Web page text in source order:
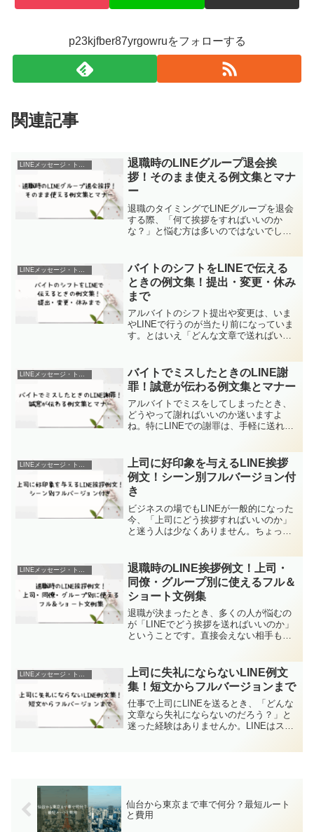
p23kjfber87yrgowruをフォローする
関連記事
LINEメッセージ・トーク例文
退職時のLINEグループ退会挨
拶！そのまま使える例文集とマナ
ー
退職のタイミングでLINEグループを退会
する際、「何て挨拶をすればいいのか
な？」と悩む方は多いのではないでしょ
言添えるだけで人間関係の印象は大きく
変わります。本記事では...
バイトのシフトをLINEで伝える
ときの例文集！提出・変更・休み
まで
アルバイトのシフト提出や変更は、いま
やLINEで行うのが当たり前になっていま
す。とはいえ「どんな文章で送ればいい
か。本記事では、バイトのシフトをLINE
で送るときの正し...
LINEメッセージ・トーク例文
バイトでミスしたときのLINE謝
罪！誠意が伝わる例文集とマナー
アルバイトでミスをしてしまったとき、
どうやって謝ればいいのか迷いますよ
ね。特にLINEでの謝罪は、手軽に送れる
では、バイトのミスを謝罪するときに使
えるLINE例文を、シ...
LINEメッセージ・トーク例文
上司に好印象を与えるLINE挨拶
例文！シーン別フルバージョン付
き
ビジネスの場でもLINEが一般的になった
今、「上司にどう挨拶すればいいのか」
と迷う人は少なくありません。ちょっと
す。この記事では、上司へのLINE挨拶を
「シーン別の例文」...
退職時のLINE挨拶例文！上司・
同僚・グループ別に使えるフル＆
ショート文例集
退職が決まったとき、多くの人が悩むの
が「LINEでどう挨拶を送ればいいのか」
ということです。直接会えない相手も多
ます。この記事では、退職時にLINEで挨
拶を送るとき...
LINEメッセージ・トーク例文
上司に失礼にならないLINE例文
集！短文からフルバージョンまで
仕事で上司にLINEを送るとき、「どんな
文章なら失礼にならないのだろう？」と
迷った経験はありませんか。LINEはスピ
仙台から東京まで車で何分？最短ルート
と費用